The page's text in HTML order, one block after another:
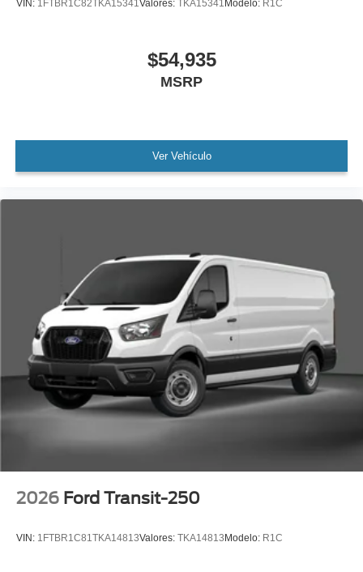
VIN: 1FTBR1C82TKA15341Valores: TKA15341 Modelo: R1C
$54,935
MSRP
Ver Vehículo
2026 Ford Transit-250
VIN: 1FTBR1C81TKA14813Valores: TKA14813 Modelo: R1C